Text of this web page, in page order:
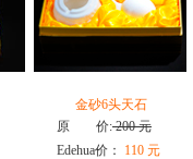
金砂6头天石
原 价:200 元
Edehua价：
110 元